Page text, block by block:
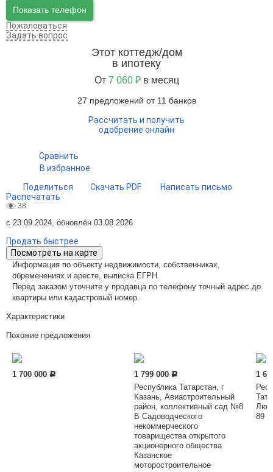
Показать телефон
Пожаловаться
Задать вопрос
Этот коттедж/дом
в ипотеку
От 7 060 ₽в месяц
27 предложений от 11 банков
Рассчитать и получить
одобрение онлайн
Сравнить
В избранное
Поделиться
Скачать PDF
Написать письмо
Распечатать
38
с 23.09.2024, обновлён 03.08.2026
Продать быстрее
Посмотреть на карте
Информация по объекту недвижимости, собственниках,
обременениях и аресте, выписка ЕГРН.
Перед заказом уточните у продавца по телефону точный адрес до
квартиры или кадастровый номер.
Характеристики
Похожие предложения
1 700 000 Р 1 799 000 Р
Республика Татарстан, г
Казань, Авиастроительный
район, коллективный сад №8
Б Садоводческого
некоммерческого
товарищества открытого
акционерного общества
Казанское
моторостроительное
1
89